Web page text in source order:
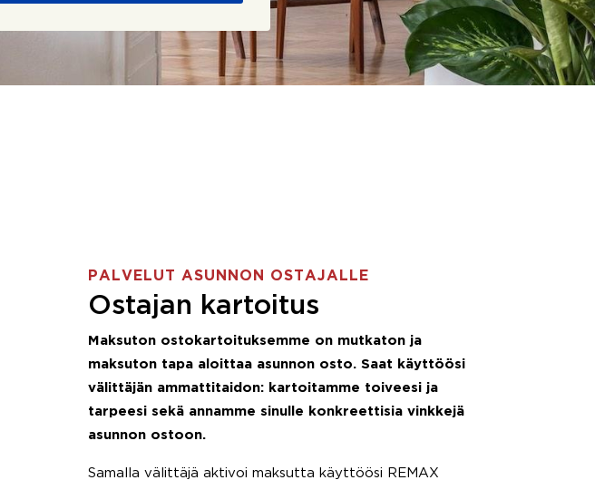
PALVELUT ASUNNON OSTAJALLE
Ostajan kartoitus
Maksuton ostokartoituksemme on mutkaton ja
maksuton tapa aloittaa asunnon osto. Saat käyttöösi
välittäjän ammattitaidon: kartoitamme toiveesi ja
tarpeesi sekä annamme sinulle konkreettisia vinkkejä
asunnon ostoon.
Samalla välittäjä aktivoi maksutta käyttöösi REMAX